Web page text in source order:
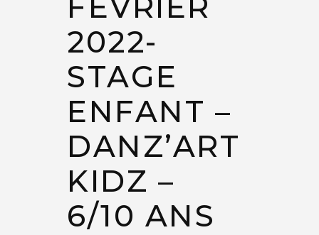
2022-
STAGE
ENFANT –
DANZ’ART
KIDZ –
6/10 ANS